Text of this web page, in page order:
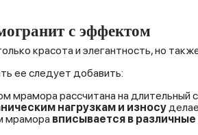
с эффектом
красота и элегантность, но
ее следует добавить:
мрамора рассчитана на длительный
нагрузкам и износу
мрамора вписывается в